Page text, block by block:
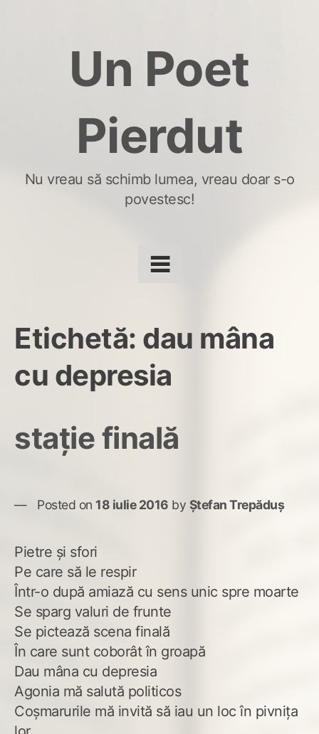
Un Poet
Pierdut
Nu vreau să schimb lumea, vreau doar s-o
povestesc!
Etichetă: dau mâna
cu depresia
stație finală
Posted on 18 iulie 2016 by Ștefan Trepăduș
Pietre și sfori
Pe care să le respir
Într-o după amiază cu sens unic spre moarte
Se sparg valuri de frunte
Se pictează scena finală
În care sunt coborât în groapă
Dau mâna cu depresia
Agonia mă salută politicos
Coșmarurile mă invită să iau un loc în pivnița